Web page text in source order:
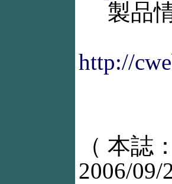
製品情
http://
（ 本誌
2006/09/